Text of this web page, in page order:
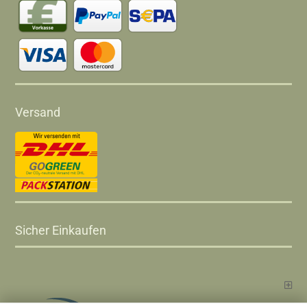
Versand
Sicher Einkaufen